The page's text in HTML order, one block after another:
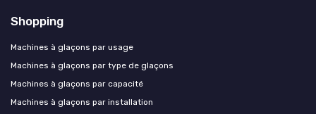
Shopping
Machines à glaçons par usage
Machines à glaçons par type de glaçons
Machines à glaçons par capacité
Machines à glaçons par installation